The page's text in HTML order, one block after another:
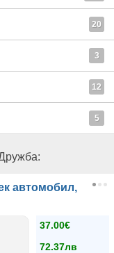
20
3
12
5
автомобил,
37.00€
72.37лв